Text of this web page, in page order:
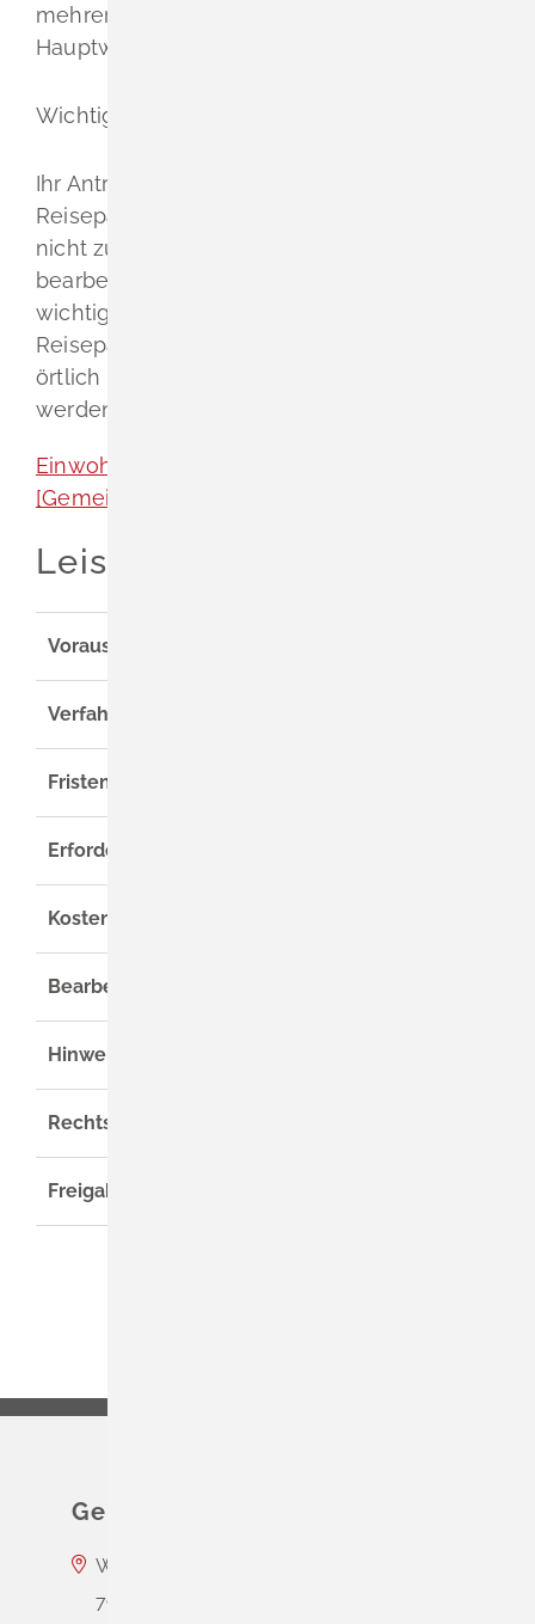
mehreren Wohnungen mit Ihrer
Hauptwohnung, gemeldet sind.
Wichtig:
Ihr Antrag auf Ausstellung eines
Reisepasses muss auch von einer örtlich
nicht zuständigen Passbehörde im Inland
bearbeitet werden, wenn Sie einen
wichtigen Grund darlegen können. Ein
Reisepass darf nur mit Ermächtigung der
örtlich zuständigen Passbehörde ausgestellt
werden.
Einwohnermelde- und Passwesen
[Gemeinde Schliengen]
Leistungsdetails
Voraussetzungen
Verfahrensablauf
Fristen
Erforderliche Unterlagen
Kosten
Bearbeitungsdauer
Hinweise
Rechtsgrundlage
Freigabevermerk
Gemeinde Schliengen
Wasserschloss Entenstein
79418